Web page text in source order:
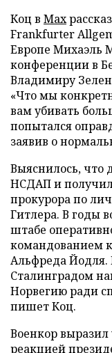
Коц в Мах
Frankfurter
Европе Михаэль
конференции в
Владимиру
«Что мы
вам убивать
попытался
заявив о
Выяснилось, что
НСДАП и получил
прокурора по
Гитлера. В годы
штабе
командованием
Альфреда Йодля.
Сталинградом
Норвегию ради
пишет Коц.
Военкор
реакцией